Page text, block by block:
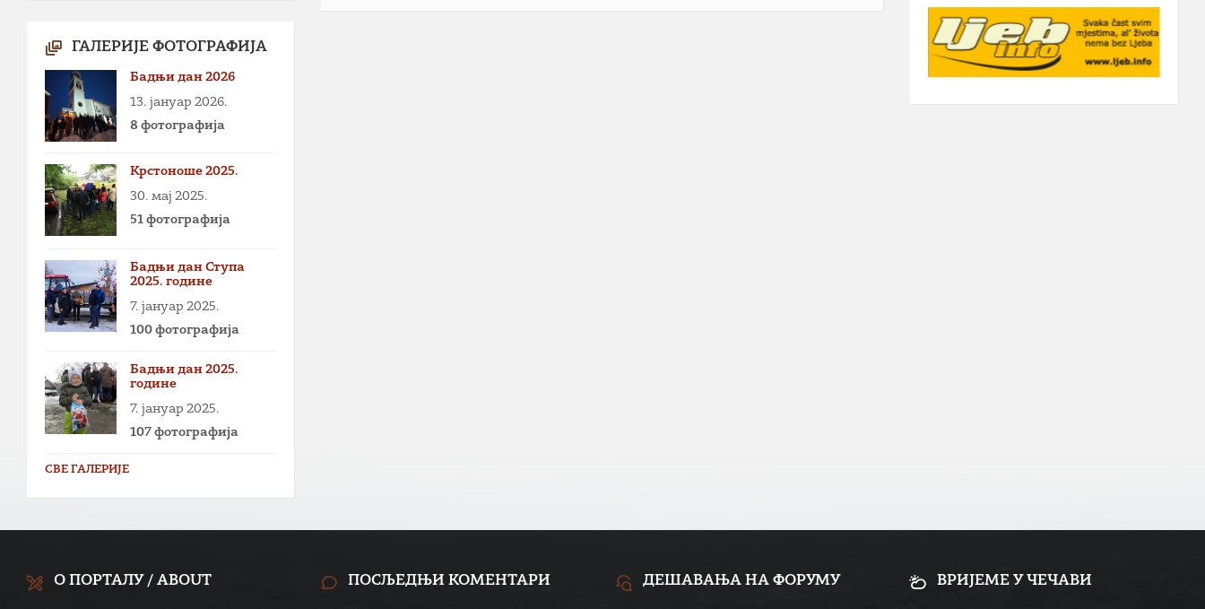
ГАЛЕРИЈЕ ФОТОГРАФИЈА
Бадњи дан 2026
13. јануар 2026.
8 фотографија
Крстоноше 2025.
30. мај 2025.
51 фотографија
Бадњи дан Ступа
2025. године
7. јануар 2025.
100 фотографија
Бадњи дан 2025.
године
7. јануар 2025.
107 фотографија
СВЕ ГАЛЕРИЈЕ
О ПОРТАЛУ / ABOUT ПОСЉЕДЊИ КОМЕНТАРИ ДЕШАВАЊА НА ФОРУМУ ВРИЈЕМЕ У ЧЕЧАВИ